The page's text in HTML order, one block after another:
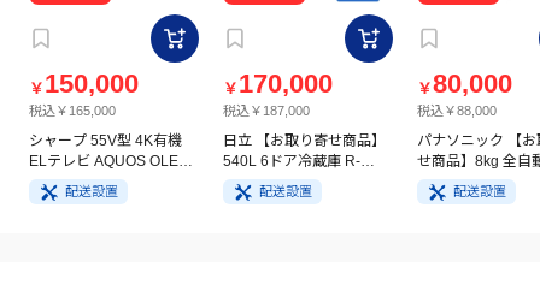
￥ 150,000
税込￥165,000
シャープ 55V型 4K有機
ELテレビ AQUOS OLED
4T-C55GQ3
配送設置
￥ 170,000
税込￥187,000
日立 【お取り寄せ商品】
540L 6ドア冷蔵庫 R-
HW54V(N) ライトゴール
ド
配送設置
￥80,000
税込￥88,000
パナソニック 【お
せ商品】8kg 全自
洗濯機 NA-
イト
配送設置